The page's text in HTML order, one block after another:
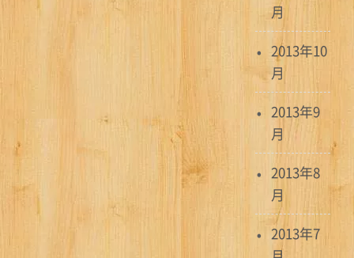
月
2013年10
月
2013年9
月
2013年8
月
2013年7